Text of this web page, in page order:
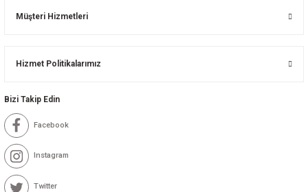
Müşteri Hizmetleri
Hizmet Politikalarımız
Bizi Takip Edin
Facebook
Instagram
Twitter